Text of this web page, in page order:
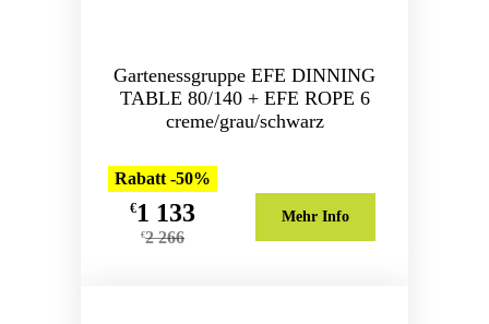
Gartenessgruppe EFE DINNING
TABLE 80/140 + EFE ROPE 6
creme/grau/schwarz
Rabatt -50%
€1 133
€2 266
Mehr Info